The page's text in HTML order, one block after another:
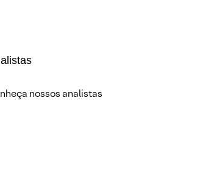
nossos analistas